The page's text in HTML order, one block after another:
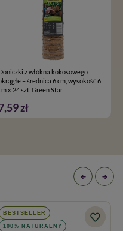
z włókna kokosowego
– średnica 6 cm, wysokość 6
x 24 szt. Green Star
zł
BESTSELLER
100% NATURALNY